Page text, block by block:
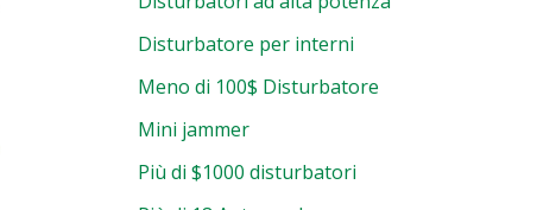
Disturbatore per interni
Meno di 100$ Disturbatore
Mini jammer
Più di $1000 disturbatori